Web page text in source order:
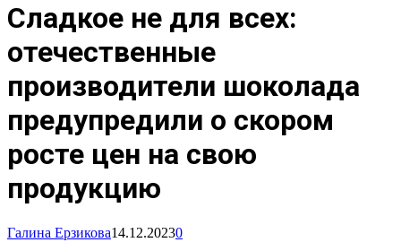
Сладкое не для всех:
отечественные
производители шоколада
предупредили о скором
росте цен на свою
продукцию
Галина Ерзикова14.12.20230